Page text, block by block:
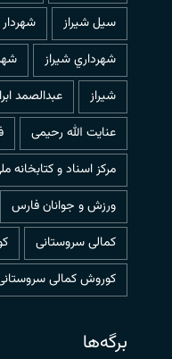
سیل شیراز
شهرداري شيراز
شیراز
عبدالصمد
عنایت الله رحیمی
مرکز اسناد و کتابخانه
ورزش و جوانان فارس
کمالی سروستانی
کوروش کمالی
برگه‌ها